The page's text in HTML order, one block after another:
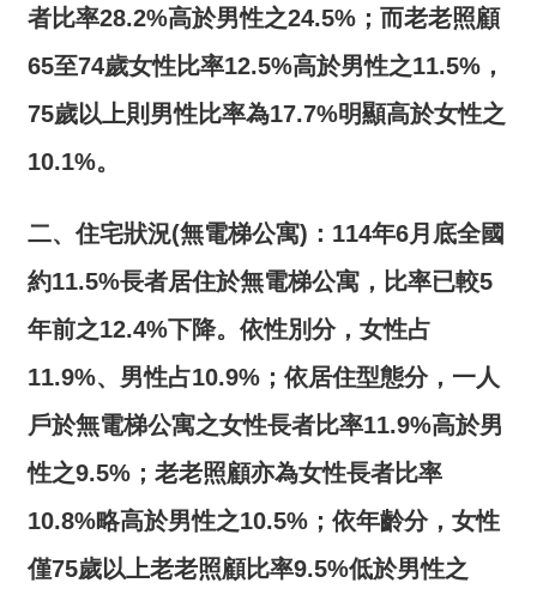
站
全
政
權
保
政
政
網
資
料
者比率28.2%高於男性之24.5% ；而老老照顧
65至74歲女性比率12.5%高於男性之11.5% ，
75歲以上則男性比率為17.7%明顯高於女性之
10.1%。
二、住宅狀況(無電梯公寓) ： 114年6月底全國
約11.5%長者居住於無電梯公寓，比率已較5
年前之12.4%下降。依性別分，女性占
11.9%、男性占10.9% ；依居住型態分，一人
戶於無電梯公寓之女性長者比率11.9%高於男
性之9.5% ；老老照顧亦為女性長者比率
10.8%略高於男性之10.5% ；依年齡分，女性
僅75歲以上老老照顧比率9.5%低於男性之